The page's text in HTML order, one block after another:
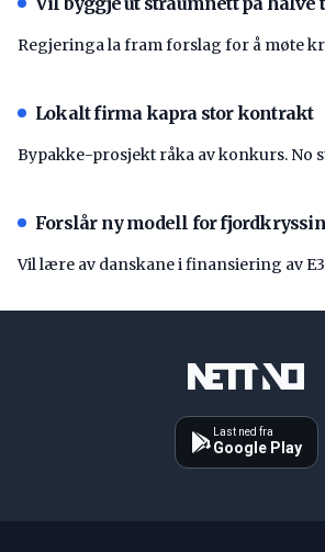
Regjeringa la fram forslag for å møte
Lokalt firma kapra stor kontrakt
Bypakke-prosjekt råka av konkurs. No
Forslår ny modell for
Vil lære av danskane i finansiering av
Last ned fra
Google Play